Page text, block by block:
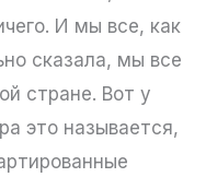
И мы все, как
сказала, мы все
стране. Вот у
это называется,